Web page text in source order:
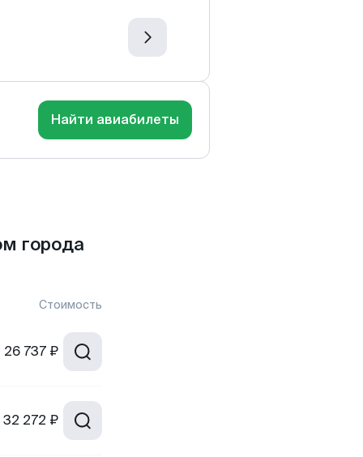
Найти авиабилеты
города
Стоимость
26 737 ₽
32 272 ₽